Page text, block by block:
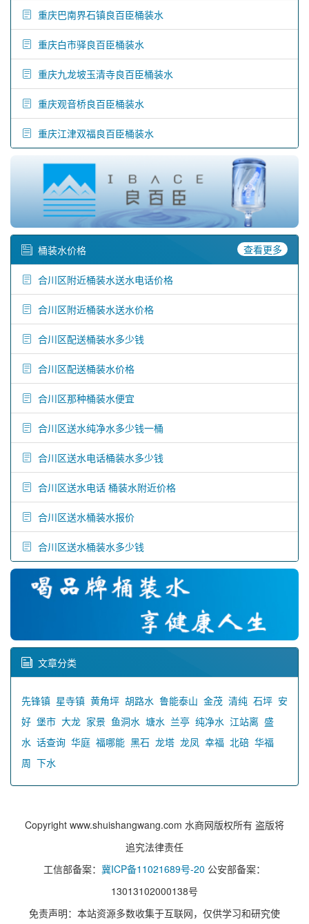
重庆巴南界石镇良百臣桶装水
重庆白市驿良百臣桶装水
重庆九龙坡玉清寺良百臣桶装水
重庆观音桥良百臣桶装水
重庆江津双福良百臣桶装水
桶装水价格 查看更多
合川区附近桶装水送水电话价格
合川区附近桶装水送水价格
合川区配送桶装水多少钱
合川区配送桶装水价格
合川区那种桶装水便宜
合川区送水纯净水多少钱一桶
合川区送水电话桶装水多少钱
合川区送水电话 桶装水附近价格
合川区送水桶装水报价
合川区送水桶装水多少钱
文章分类
先锋镇 星寺镇 黄角坪 胡路水 鲁能泰山 金茂 清纯 石坪 安
好 堡市 大龙 家景 鱼洞水 塘水 兰亭 纯净水 江站离 盛
水 话查询 华庭 福哪能 黑石 龙塔 龙凤 幸福 北碚 华福
周 下水
Copyright www.shuishangwang.com 水商网版权所有 盗版将
追究法律责任
工信部备案： 冀ICP备11021689号-20 公安部备案：
13013102000138号
免责声明：本站资源多数收集于互联网，仅供学习和研究使